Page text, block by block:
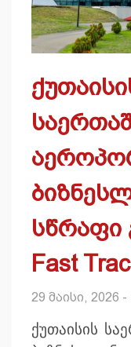
სწრაფი
Fast
29 მაისი, 2026 -
ქუთაისის